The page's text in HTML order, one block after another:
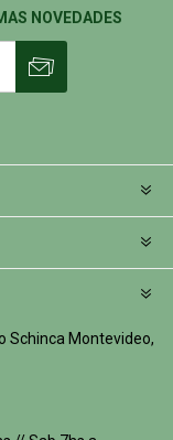
NOVEDADES
Schinca Montevideo,